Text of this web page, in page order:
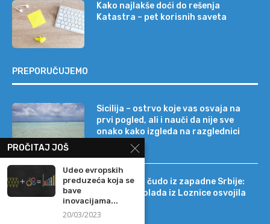
Kako najlakše doći do rešenja
Katastra – pet korisnih saveta
PREPORUČUJEMO
Sicilija – ostrvo koje vas osvaja na
prvi pogled, ali i nauči da nije sve
onako kako izgleda na razglednici
Tehnološko čudo iz zapadne Srbije:
kako je čokolada iz Loznice osvojila
22 tržišta
PROČITAJ JOŠ
Udeo evropskih
preduzeća koja se
bave
inovacijama...
20/03/2023